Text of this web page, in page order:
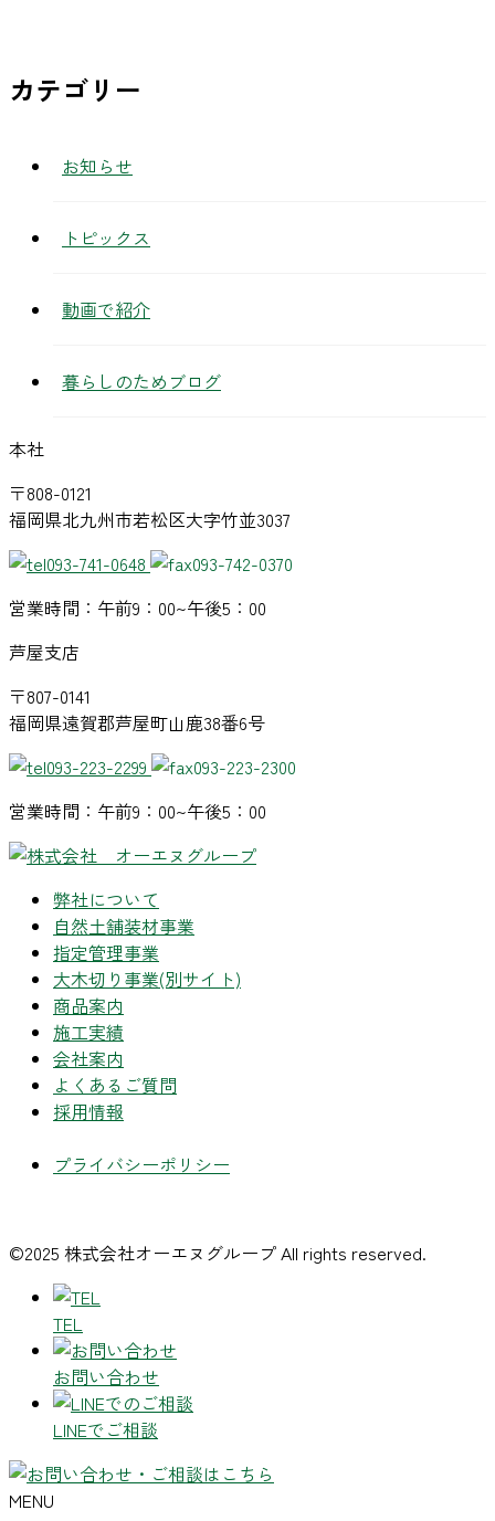
カテゴリー
お知らせ
トピックス
動画で紹介
暮らしのためブログ
本社
〒808-0121
福岡県北九州市若松区大字竹並3037
093-741-0648
093-742-0370
営業時間：午前9：00~午後5：00
芦屋支店
〒807-0141
福岡県遠賀郡芦屋町山鹿38番6号
093-223-2299
093-223-2300
営業時間：午前9：00~午後5：00
弊社について
自然土舗装材事業
指定管理事業
大木切り事業(別サイト)
商品案内
施工実績
会社案内
よくあるご質問
採用情報
プライバシーポリシー
©2025 株式会社オーエヌグループ All rights reserved.
TEL
お問い合わせ
LINEでご相談
MENU